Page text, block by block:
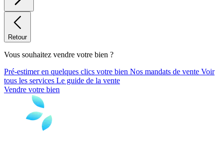
Retour
Vous souhaitez vendre votre bien ?
Pré-estimer en quelques clics votre bien Nos mandats de vente Voir
tous les services Le guide de la vente
Vendre votre bien